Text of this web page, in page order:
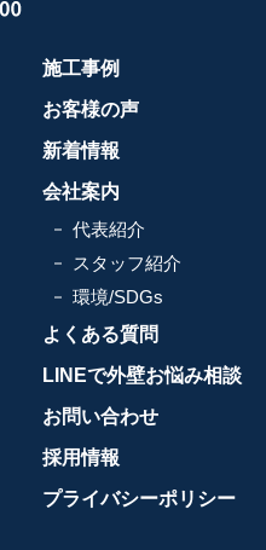
施工事例
お客様の声
新着情報
会社案内
代表紹介
スタッフ紹介
環境/SDGs
よくある質問
LINEで外壁お悩み相談
お問い合わせ
採用情報
プライバシーポリシー